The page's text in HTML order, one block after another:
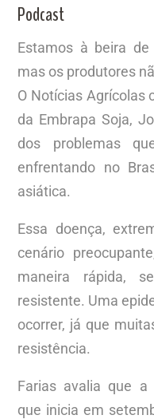
Podcast
Estamos à beira
mas os produtores
O Notícias Agrícolas
da Embrapa Soja,
dos problemas
enfrentando no
asiática.
Essa doença,
cenário
maneira rápida,
resistente. Uma
ocorrer, já que
resistência.
Farias avalia que a
que inicia em